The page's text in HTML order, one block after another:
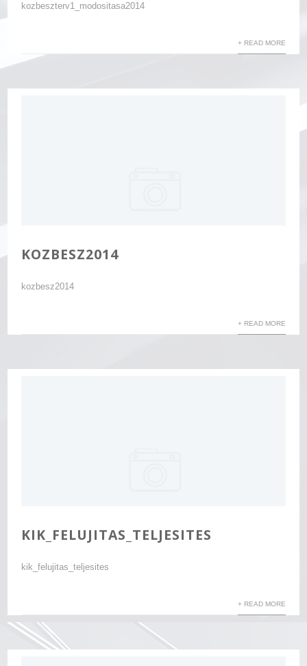
kozbeszterv1_modositasa2014
+ READ MORE
KOZBESZ2014
kozbesz2014
+ READ MORE
KIK_FELUJITAS_TELJESITES
kik_felujitas_teljesites
+ READ MORE